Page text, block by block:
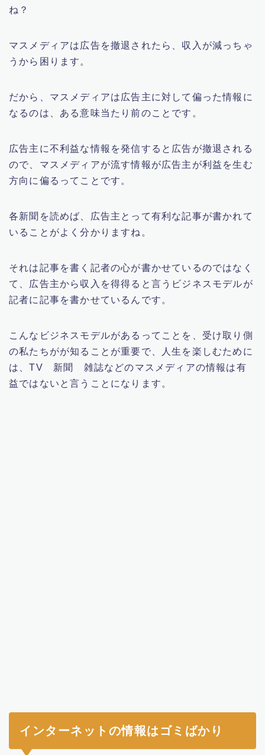
ね？
マスメディアは広告を撤退されたら、収入が減っちゃ
うから困ります。
だから、マスメディアは広告主に対して偏った情報に
なるのは、ある意味当たり前のことです。
広告主に不利益な情報を発信すると広告が撤退される
ので、マスメディアが流す情報が広告主が利益を生む
方向に偏るってことです。
各新聞を読めば、広告主とって有利な記事が書かれて
いることがよく分かりますね。
それは記事を書く記者の心が書かせているのではなく
て、広告主から収入を得得ると言うビジネスモデルが
記者に記事を書かせているんです。
こんなビジネスモデルがあるってことを、受け取り側
の私たちがが知ることが重要で、人生を楽しむために
は、TV 新聞 雑誌などのマスメディアの情報は有
益ではないと言うことになります。
インターネットの情報はゴミばかり